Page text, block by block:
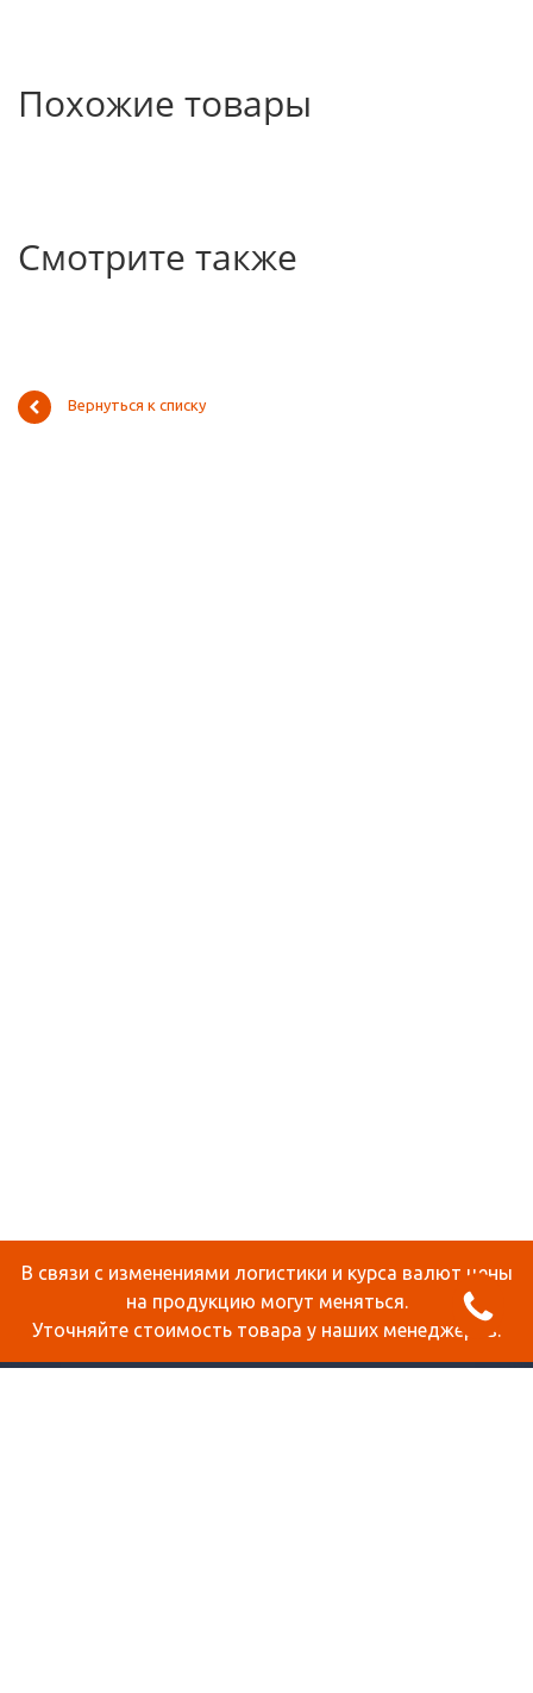
Похожие товары
Смотрите также
Вернуться к списку
В связи с изменениями логистики и курса валют цены
на продукцию могут меняться.
Уточняйте стоимость товара у наших менеджеров.